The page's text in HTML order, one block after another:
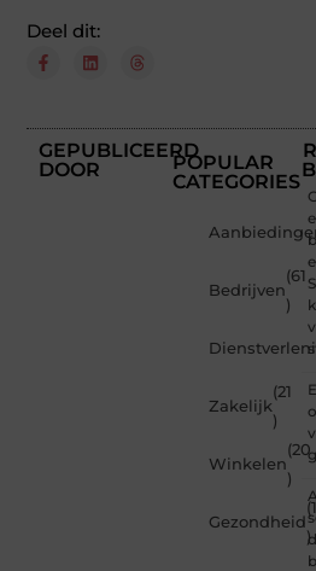
Deel dit:
GEPUBLICEERD
DOOR
POPULAR
CATEGORIES
Bedrijven
(61
)
Zakelijk
(21
)
Winkelen
(20
)
Gezondheid
)